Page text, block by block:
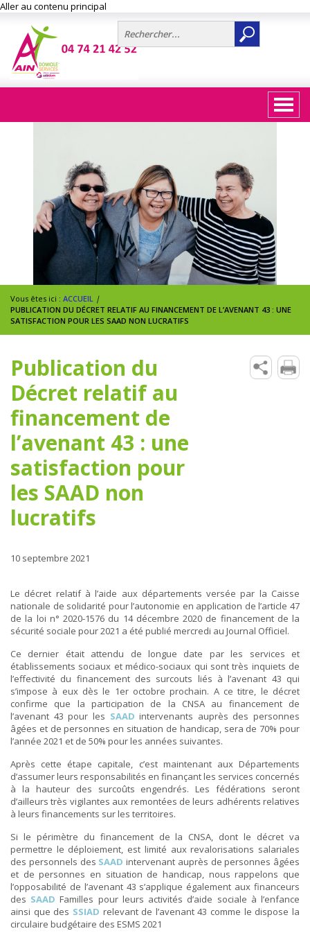
Aller au contenu principal
Vous êtes ici : ACCUEIL |
PUBLICATION DU DÉCRET RELATIF AU FINANCEMENT DE L’AVENANT 43 : UNE
SATISFACTION POUR LES SAAD NON LUCRATIFS
Publication du
Décret relatif au
financement de
l’avenant 43 : une
satisfaction pour
les SAAD non
lucratifs
10 septembre 2021
Le décret relatif à l’aide aux départements versée par la Caisse
nationale de solidarité pour l’autonomie en application de l’article 47
de la loi n° 2020-1576 du 14 décembre 2020 de financement de la
sécurité sociale pour 2021 a été publié mercredi au Journal Officiel.
Ce dernier était attendu de longue date par les services et
établissements sociaux et médico-sociaux qui sont très inquiets de
l’effectivité du financement des surcouts liés à l’avenant 43 qui
s’impose à eux dès le 1er octobre prochain. A ce titre, le décret
confirme que la participation de la CNSA au financement de
l’avenant 43 pour les SAAD intervenants auprès des personnes
âgées et de personnes en situation de handicap, sera de 70% pour
l’année 2021 et de 50% pour les années suivantes.
Après cette étape capitale, c’est maintenant aux Départements
d’assumer leurs responsabilités en finançant les services concernés
à la hauteur des surcoûts engendrés. Les fédérations seront
d’ailleurs très vigilantes aux remontées de leurs adhérents relatives
à leurs financements sur les territoires.
Si le périmètre du financement de la CNSA, dont le décret va
permettre le déploiement, est limité aux revalorisations salariales
des personnels des SAAD intervenant auprès de personnes âgées
et de personnes en situation de handicap, nous rappelons que
l’opposabilité de l’avenant 43 s’applique également aux financeurs
des SAAD Familles pour leurs activités d’aide sociale à l’enfance
ainsi que des SSIAD relevant de l’avenant 43 comme le dispose la
circulaire budgétaire des ESMS 2021